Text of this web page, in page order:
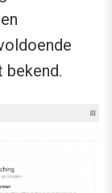
bekend.